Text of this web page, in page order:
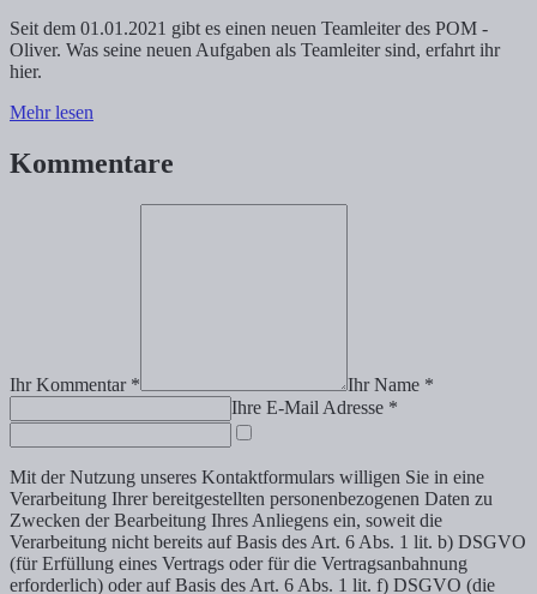
Seit dem 01.01.2021 gibt es einen neuen Teamleiter des POM -
Oliver. Was seine neuen Aufgaben als Teamleiter sind, erfahrt ihr
hier.
Mehr lesen
Kommentare
Ihr Kommentar *
Ihr Name *
Ihre E-Mail Adresse *
Mit der Nutzung unseres Kontaktformulars willigen Sie in eine
Verarbeitung Ihrer bereitgestellten personenbezogenen Daten zu
Zwecken der Bearbeitung Ihres Anliegens ein, soweit die
Verarbeitung nicht bereits auf Basis des Art. 6 Abs. 1 lit. b) DSGVO
(für Erfüllung eines Vertrags oder für die Vertragsanbahnung
erforderlich) oder auf Basis des Art. 6 Abs. 1 lit. f) DSGVO (die